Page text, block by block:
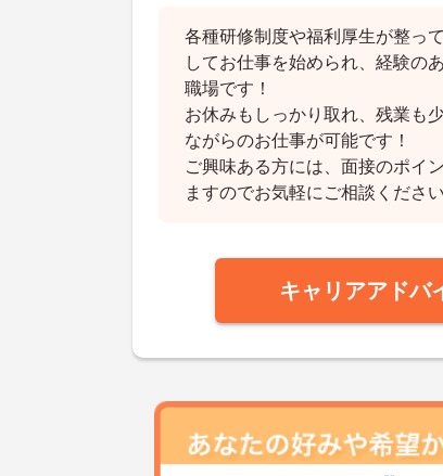
各種研修制度や福利厚生が整っ
してお仕事を始められ、経験の
職場です！
お休みもしっかり取れ、残業も
ながらのお仕事が可能です！
ご興味ある方には、面接のポイ
ますのでお気軽にご相談ください
キャリアアドバ